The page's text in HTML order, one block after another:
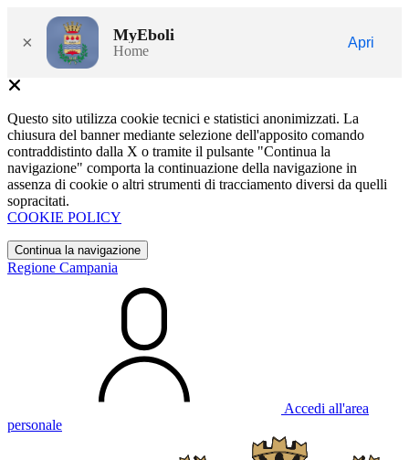
× MyEboli
Home
Apri
Questo sito utilizza cookie tecnici e statistici anonimizzati. La
chiusura del banner mediante selezione dell'apposito comando
contraddistinto dalla X o tramite il pulsante "Continua la
navigazione" comporta la continuazione della navigazione in
assenza di cookie o altri strumenti di tracciamento diversi da quelli
sopracitati.
COOKIE POLICY
Continua la navigazione
Regione Campania
Accedi all'area
personale